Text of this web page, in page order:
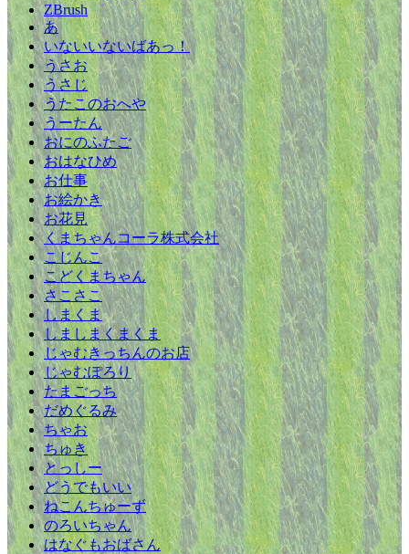
ZBrush
あ
いないいないばあっ！
うさお
うさじ
うたこのおへや
うーたん
おにのふたご
おはなひめ
お仕事
お絵かき
お花見
くまちゃんコーラ株式会社
こじんこ
こどくまちゃん
さこさこ
しまくま
しましまくまくま
じゃむきっちんのお店
じゃむぽろり
たまごっち
だめぐるみ
ちゃお
ちゅき
とっしー
どうでもいい
ねこんちゅーず
のろいちゃん
はなぐもおばさん